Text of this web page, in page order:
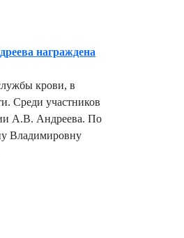
награждена
крови, в
Среди участников
А.В. Андреева. По
Владимировну